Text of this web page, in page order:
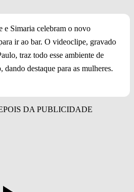
e Simaria celebram o novo
ir ao bar. O videoclipe, gravado
traz todo esse ambiente de
dando destaque para as mulheres.